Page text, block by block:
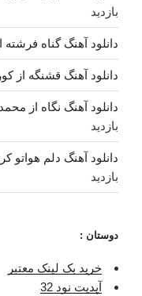
بازدید
دانلود آهنگ گناه فرشته
دانلود آهنگ قشنگه از
دانلود آهنگ نگاه از
بازدید
دانلود آهنگ دلم هواتو
بازدید
دوستان :
خرید بک لینک معتبر
آپدیت نود 32